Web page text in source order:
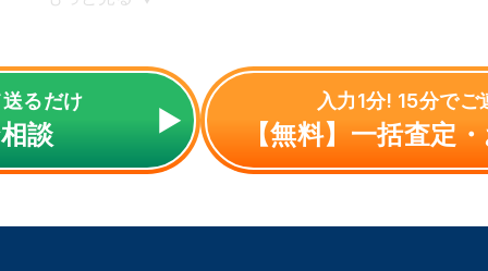
るだけ
談
入力1分! 15分でご
【無料】一括査定